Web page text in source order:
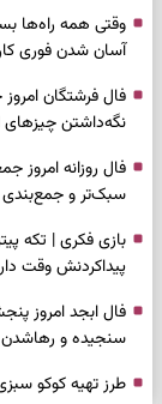
وقتی همه راه‌ها
آسان شدن فوری
نگه‌داشتن چیزهای
سبک‌تر و جمع‌بندی
پیداکردنش وقت
سنجیده و رهاشدن
طرز تهیه کوکو